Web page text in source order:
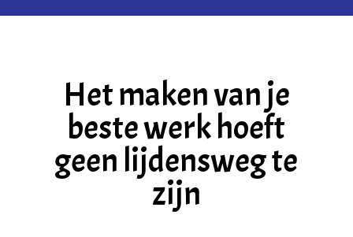
Het maken van je
beste werk hoeft
geen lijdensweg te
zijn